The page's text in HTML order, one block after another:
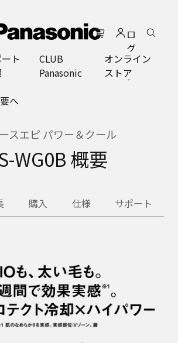
ロ
グ
イ
ン
ト
CLUB
Panasonic
オンライン
ストア
へ
スエピ パワー＆クール
WG0B 概要
購入 仕様 サポート